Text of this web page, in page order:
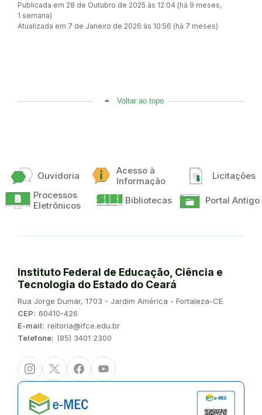
Publicada em 28 de Outubro de 2025 às 12:04 (há 9 meses,
1 semana)
Atualizada em 7 de Janeiro de 2026 às 10:56 (há 7 meses)
Voltar ao topo
Ouvidoria
Acesso à
Informação
Licitações
Processos
Eletrônicos
Bibliotecas Portal Antigo
Instituto Federal de Educação, Ciência e
Tecnologia do Estado do Ceará
Endereço:
Rua Jorge Dumar, 1703 - Jardim América - Fortaleza-CE
CEP: 60410-426
E-mail: reitoria@ifce.edu.br
Telefone: (85) 3401 2300
InstagramTwitter/XFacebookYoutube